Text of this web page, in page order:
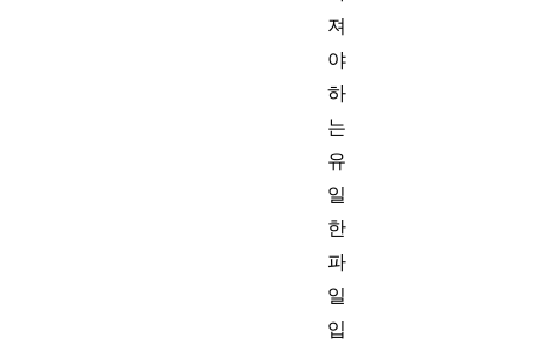
져
야
하
는
유
일
한
파
일
입